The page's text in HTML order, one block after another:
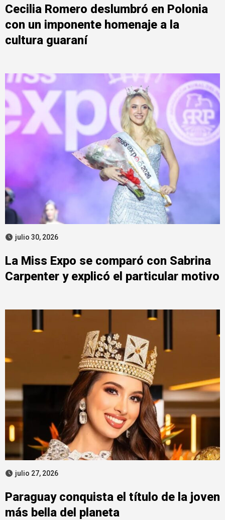
Cecilia Romero deslumbró en Polonia
con un imponente homenaje a la
cultura guaraní
julio 30, 2026
La Miss Expo se comparó con Sabrina
Carpenter y explicó el particular motivo
julio 27, 2026
Paraguay conquista el título de la joven
más bella del planeta